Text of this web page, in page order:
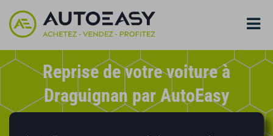
Reprise de votre voiture à
Draguignan par AutoEasy